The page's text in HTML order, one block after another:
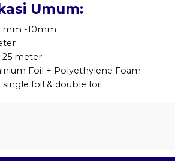
Umum:
mm -10mm
25 meter
Foil + Polyethylene Foam
single foil & double foil